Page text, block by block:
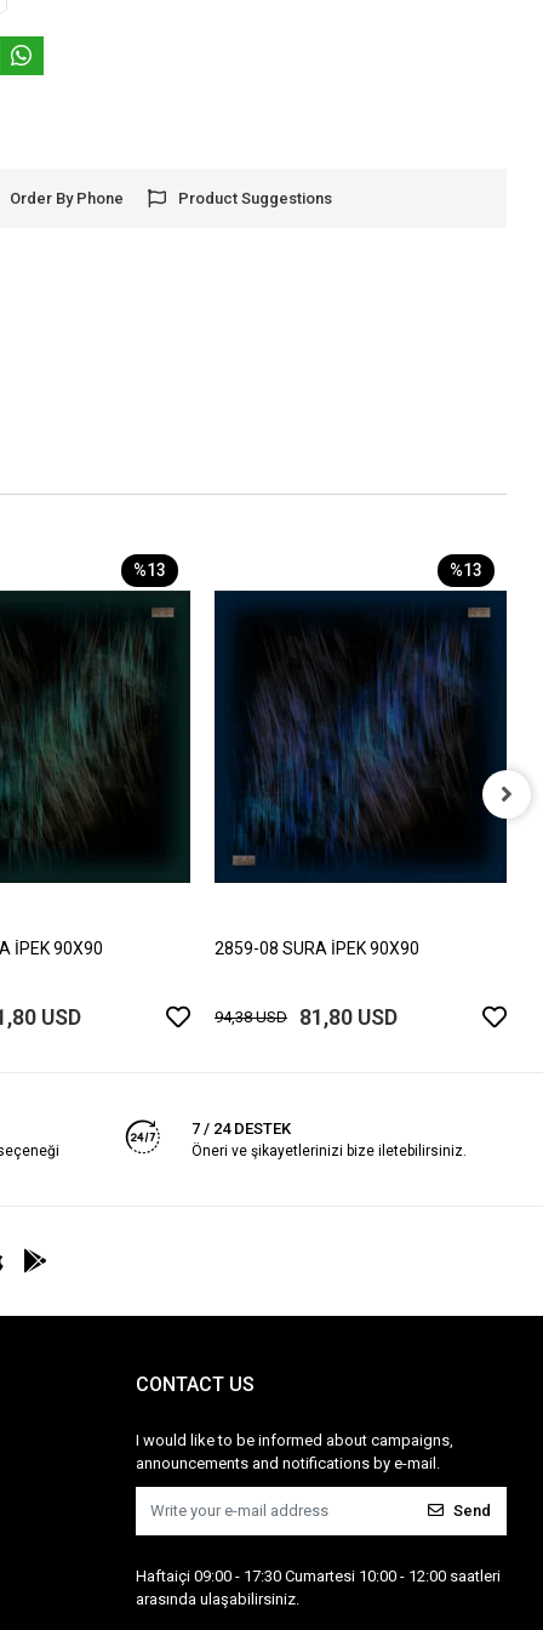
Order By Phone Product Suggestions
%13
İPEK 90X90
USD
%13
2859-08 SURA İPEK 90X90
94,38 USD 81,80 USD
7 / 24 DESTEK
Öneri ve şikayetlerinizi bize iletebilirsiniz.
CONTACT US
I would like to be informed about campaigns,
announcements and notifications by e-mail.
Send
Haftaiçi 09:00 - 17:30 Cumartesi 10:00 - 12:00 saatleri
arasında ulaşabilirsiniz.